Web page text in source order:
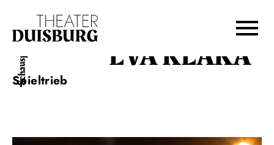
Zur Hauptnavigation springen
Zum Footer springen
Schauspiel EVA KLAKA
Spieltrieb